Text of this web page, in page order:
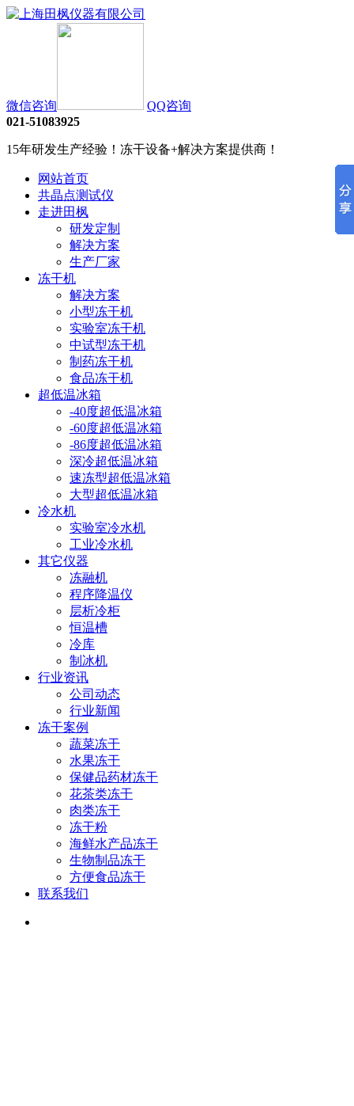
微信咨询
QQ咨询
021-51083925
15年研发生产经验！冻干设备+解决方案提供商！
网站首页
共晶点测试仪
走进田枫
研发定制
解决方案
生产厂家
冻干机
解决方案
小型冻干机
实验室冻干机
中试型冻干机
制药冻干机
食品冻干机
超低温冰箱
-40度超低温冰箱
-60度超低温冰箱
-86度超低温冰箱
深冷超低温冰箱
速冻型超低温冰箱
大型超低温冰箱
冷水机
实验室冷水机
工业冷水机
其它仪器
冻融机
程序降温仪
层析冷柜
恒温槽
冷库
制冰机
行业资讯
公司动态
行业新闻
冻干案例
蔬菜冻干
水果冻干
保健品药材冻干
花茶类冻干
肉类冻干
冻干粉
海鲜水产品冻干
生物制品冻干
方便食品冻干
联系我们